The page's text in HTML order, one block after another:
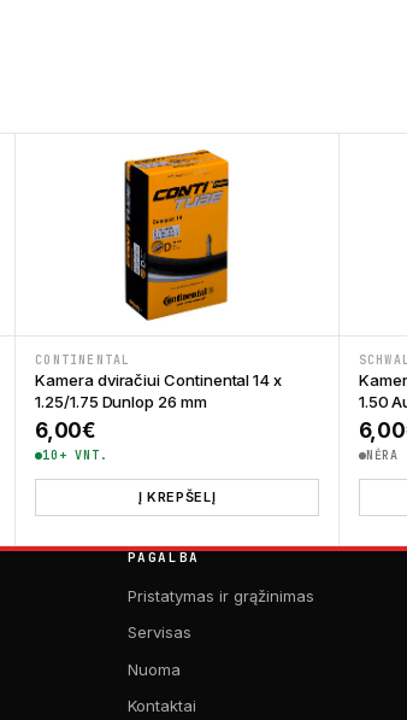
CONTINENTAL
Kamera dviračiui Continental 14 x
1.25/1.75 Dunlop 26 mm
6,00€
10+ VNT.
Į KREPŠELĮ
1.50
6,00
NĖRA
PAGALBA
Pristatymas ir grąžinimas
Servisas
Nuoma
Kontaktai